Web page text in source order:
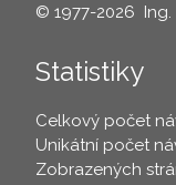
© 1977-2026 Ing.
Statistiky
Celkový počet
Unikátní počet
Zobrazených